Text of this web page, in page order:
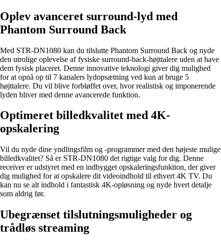
Oplev avanceret surround-lyd med
Phantom Surround Back
Med STR-DN1080 kan du tilslutte Phantom Surround Back og nyde
den utrolige oplevelse af fysiske surround-back-højttalere uden at have
dem fysisk placeret. Denne innovative teknologi giver dig mulighed
for at opnå op til 7 kanalers lydopsætning ved kun at bruge 5
højttalere. Du vil blive forbløffet over, hvor realistisk og imponerende
lyden bliver med denne avancerede funktion.
Optimeret billedkvalitet med 4K-
opskalering
Vil du nyde dine yndlingsfilm og -programmer med den højeste mulige
billedkvalitet? Så er STR-DN1080 det rigtige valg for dig. Denne
receiver er udstyret med en indbygget opskaleringsfunktion, der giver
dig mulighed for at opskalere dit videoindhold til ethvert 4K TV. Du
kan nu se alt indhold i fantastisk 4K-opløsning og nyde hvert detalje
som aldrig før.
Ubegrænset tilslutningsmuligheder og
trådløs streaming